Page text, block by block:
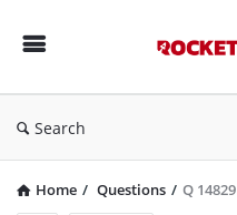
Forum
Search
Home / Questions / Q 14829